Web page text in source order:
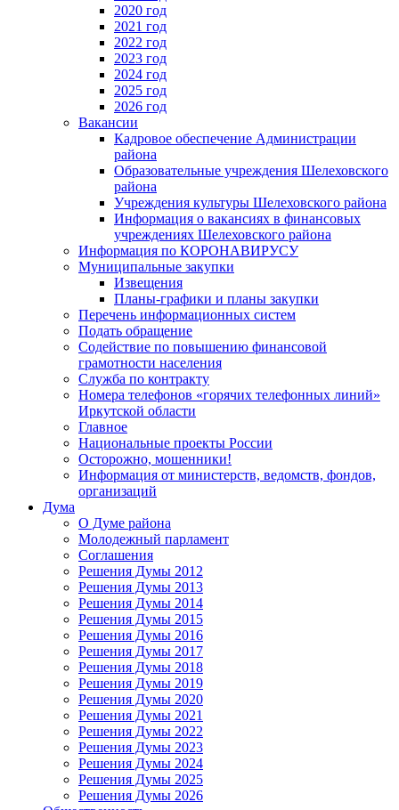
2020 год
2021 год
2022 год
2023 год
2024 год
2025 год
2026 год
Вакансии
Кадровое обеспечение Администрации
района
Образовательные учреждения Шелеховского
района
Учреждения культуры Шелеховского района
Информация о вакансиях в финансовых
учреждениях Шелеховского района
Информация по КОРОНАВИРУСУ
Муниципальные закупки
Извещения
Планы-графики и планы закупки
Перечень информационных систем
Подать обращение
Содействие по повышению финансовой
грамотности населения
Служба по контракту
Номера телефонов «горячих телефонных линий»
Иркутской области
Главное
Национальные проекты России
Осторожно, мошенники!
Информация от министерств, ведомств, фондов,
организаций
Дума
О Думе района
Молодежный парламент
Соглашения
Решения Думы 2012
Решения Думы 2013
Решения Думы 2014
Решения Думы 2015
Решения Думы 2016
Решения Думы 2017
Решения Думы 2018
Решения Думы 2019
Решения Думы 2020
Решения Думы 2021
Решения Думы 2022
Решения Думы 2023
Решения Думы 2024
Решения Думы 2025
Решения Думы 2026